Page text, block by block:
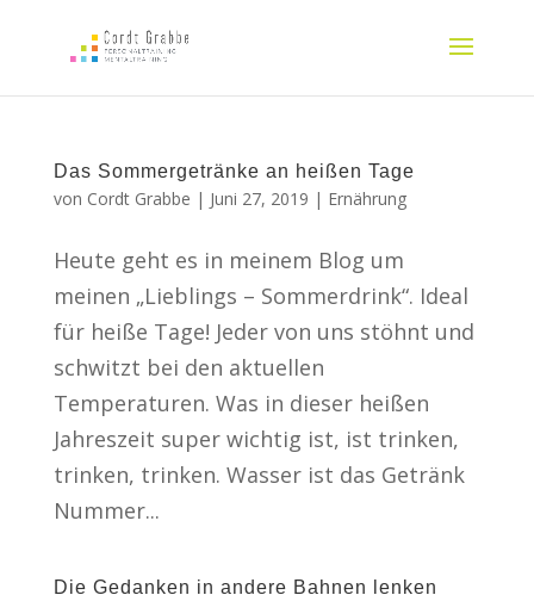
Das Sommergetränke an heißen Tage
von Cordt Grabbe | Juni 27, 2019 | Ernährung
Heute geht es in meinem Blog um
meinen „Lieblings – Sommerdrink“. Ideal
für heiße Tage! Jeder von uns stöhnt und
schwitzt bei den aktuellen
Temperaturen. Was in dieser heißen
Jahreszeit super wichtig ist, ist trinken,
trinken, trinken. Wasser ist das Getränk
Nummer...
Die Gedanken in andere Bahnen lenken